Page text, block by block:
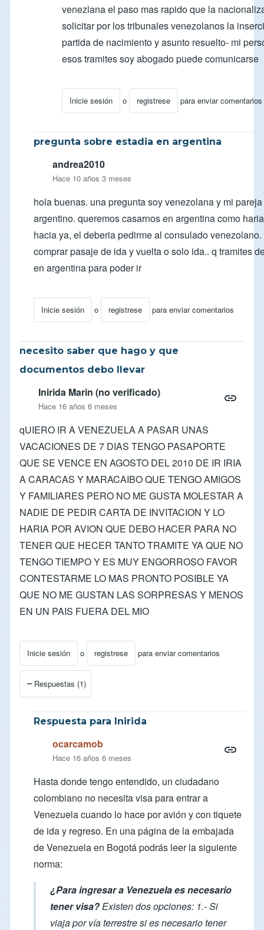
venezlana el paso mas rapido que la
solicitar por los tribunales venezolanos la
partida de nacimiento y asunto resuelto- mi
esos tramites soy abogado puede comunicarse
Inicie sesión o registrese para enviar comentarios
En respuesta a Cedula venezolanaporufano
pregunta sobre estadia en argentina
andrea2010
Hace 10 años 3 meses
hola buenas. una pregunta soy venezolana y mi
argentino. queremos casarnos en argentina como
hacia ya, el deberia pedirme al consulado
comprar pasaje de ida y vuelta o solo ida.. q tramites
en argentina para poder ir
Inicie sesión o registrese para enviar comentarios
En respuesta a Consulta Visa Residente en Venezuela
necesito saber que hago y que
documentos debo llevar
Inirida Marin (no verificado)
Hace 16 años 6 meses
qUIERO IR A VENEZUELA A PASAR UNAS
VACACIONES DE 7 DIAS TENGO PASAPORTE
QUE SE VENCE EN AGOSTO DEL 2010 DE IR IRIA
A CARACAS Y MARACAIBO QUE TENGO AMIGOS
Y FAMILIARES PERO NO ME GUSTA MOLESTAR A
NADIE DE PEDIR CARTA DE INVITACION Y LO
HARIA POR AVION QUE DEBO HACER PARA NO
TENER QUE HECER TANTO TRAMITE YA QUE NO
TENGO TIEMPO Y ES MUY ENGORROSO FAVOR
CONTESTARME LO MAS PRONTO POSIBLE YA
QUE NO ME GUSTAN LAS SORPRESAS Y MENOS
EN UN PAIS FUERA DEL MIO
Inicie sesión o registrese para enviar comentarios
Respuestas (1)
Respuesta para Inirida
ocarcamob
Hace 16 años 6 meses
Hasta donde tengo entendido, un ciudadano
colombiano no necesita visa para entrar a
Venezuela cuando lo hace por avión y con tiquete
de ida y regreso. En unapágina de la embajada
de Venezuelaen Bogotá podrás leer la siguiente
norma:
¿Para ingresar a Venezuela es necesario
tener visa?Existen dos opciones: 1.- Si
viaja por vía terrestre si es necesario tener